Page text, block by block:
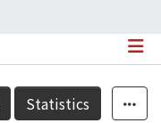
Statistics